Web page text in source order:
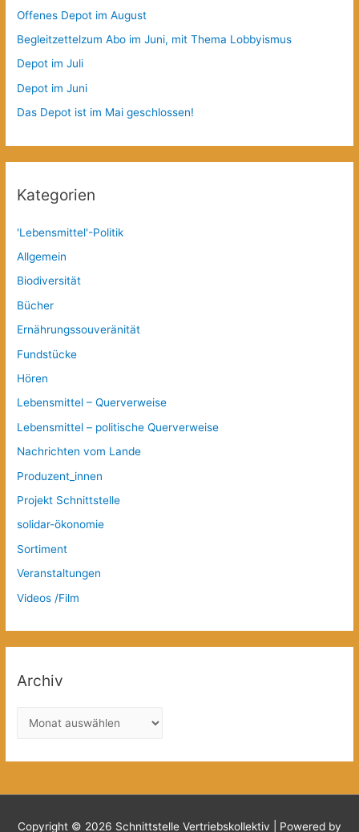
Offenes Depot im August
Begleitzettelzum Abo im Juni, mit Thema Lobbyismus
Depot im Juli
Depot im Juni
Das Depot ist im Mai geschlossen!
Kategorien
'Lebensmittel'-Politik
Allgemein
Biodiversität
Bücher
Ernährungssouveränität
Fundstücke
Hören
Lebensmittel – Querverweise
Lebensmittel – politische Querverweise
Nachrichten vom Lande
Produzent_innen
Projekt Schnittstelle
solidar-ökonomie
Sortiment
Veranstaltungen
Videos /Film
Archiv
c
v
Copyright © 2026 Schnittstelle Vertriebskollektiv | Powered by